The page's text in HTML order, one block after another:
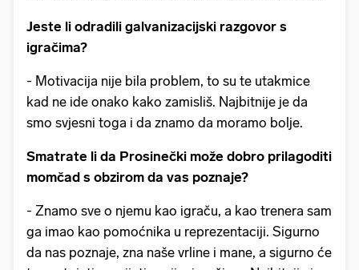
Jeste li odradili galvanizacijski razgovor s
igračima?
- Motivacija nije bila problem, to su te utakmice
kad ne ide onako kako zamisliš. Najbitnije je da
smo svjesni toga i da znamo da moramo bolje.
Smatrate li da Prosinečki može dobro prilagoditi
momčad s obzirom da vas poznaje?
- Znamo sve o njemu kao igraču, a kao trenera sam
ga imao kao pomoćnika u reprezentaciji. Sigurno
da nas poznaje, zna naše vrline i mane, a sigurno će